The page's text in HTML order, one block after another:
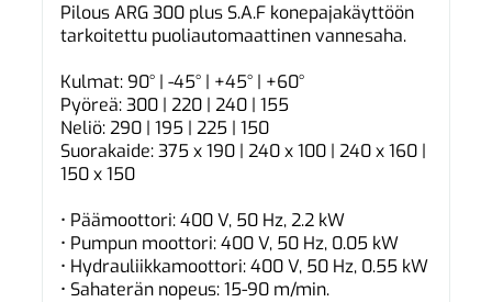
Pilous ARG 300 plus S.A.F konepajakäyttöön
tarkoitettu puoliautomaattinen vannesaha.
Kulmat: 90° | -45° | +45° | +60°
Pyöreä: 300 | 220 | 240 | 155
Neliö: 290 | 195 | 225 | 150
Suorakaide: 375 x 190 | 240 x 100 | 240 x 160 |
150 x 150
• Päämoottori: 400 V, 50 Hz, 2.2 kW
• Pumpun moottori: 400 V, 50 Hz, 0.05 kW
• Hydrauliikkamoottori: 400 V, 50 Hz, 0.55 kW
• Sahaterän nopeus: 15-90 m/min.